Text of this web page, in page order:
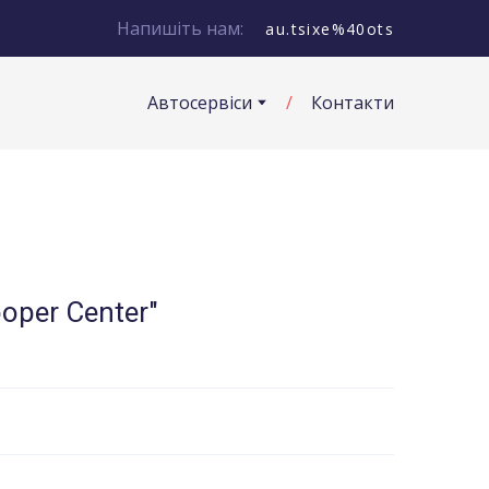
Напишіть нам: au.tsixe%40ots
Автосервіси Контакти
Center"